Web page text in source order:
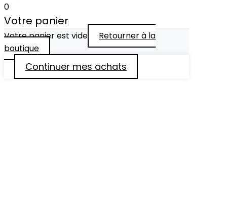
0
Votre panier
Votre panier est vide
Retourner à la
boutique
Continuer mes achats